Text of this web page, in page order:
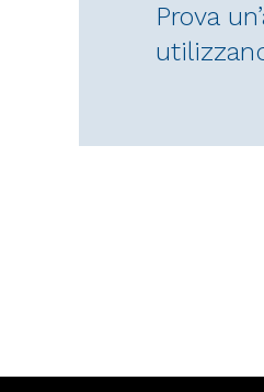
Prova